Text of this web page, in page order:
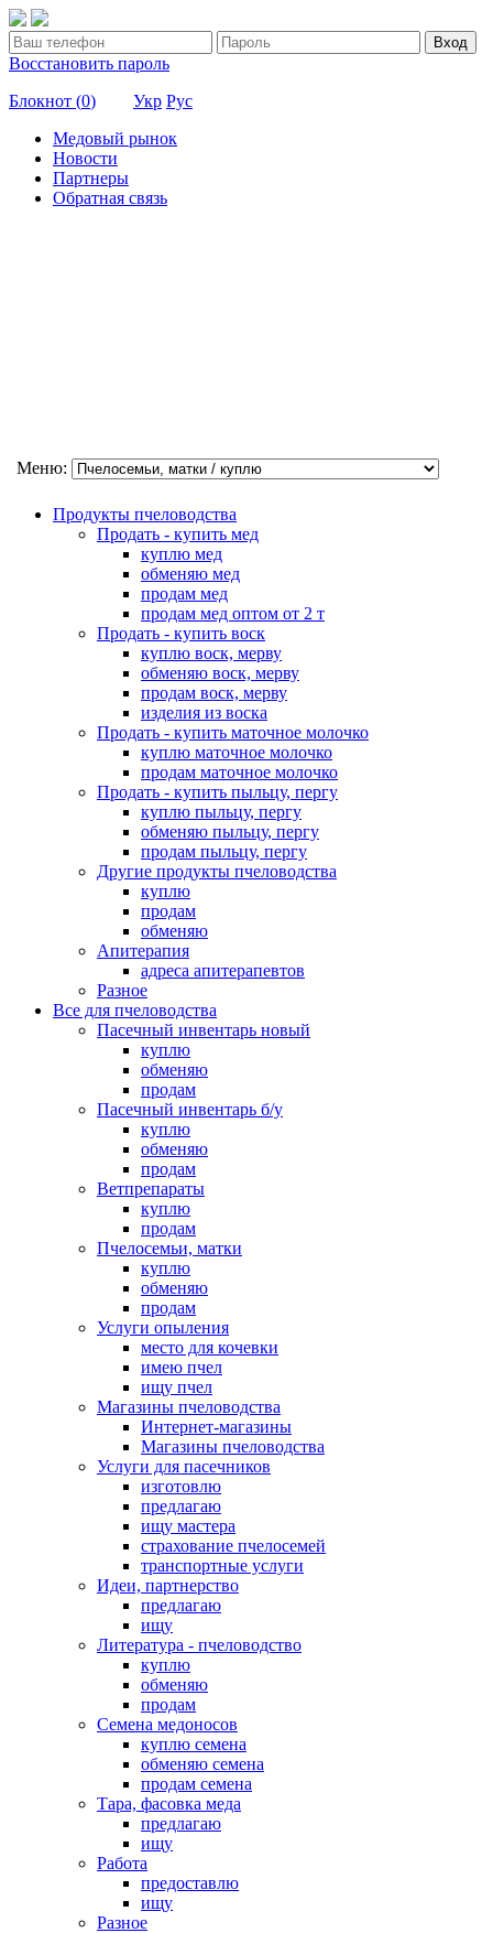
Вход
Восстановить пароль
Блокнот (0) Укр Рус
Медовый рынок
Новости
Партнеры
Обратная связь
Меню:
Продукты пчеловодства
Продать - купить мед
куплю мед
обменяю мед
продам мед
продам мед оптом от 2 т
Продать - купить воск
куплю воск, мерву
обменяю воск, мерву
продам воск, мерву
изделия из воска
Продать - купить маточное молочко
куплю маточное молочко
продам маточное молочко
Продать - купить пыльцу, пергу
куплю пыльцу, пергу
обменяю пыльцу, пергу
продам пыльцу, пергу
Другие продукты пчеловодства
куплю
продам
обменяю
Апитерапия
адреса апитерапевтов
Разное
Все для пчеловодства
Пасечный инвентарь новый
куплю
обменяю
продам
Пасечный инвентарь б/у
куплю
обменяю
продам
Ветпрепараты
куплю
продам
Пчелосемьи, матки
куплю
обменяю
продам
Услуги опыления
место для кочевки
имею пчел
ищу пчел
Магазины пчеловодства
Интернет-магазины
Магазины пчеловодства
Услуги для пасечников
изготовлю
предлагаю
ищу мастера
страхование пчелосемей
транспортные услуги
Идеи, партнерство
предлагаю
ищу
Литература - пчеловодство
куплю
обменяю
продам
Семена медоносов
куплю семена
обменяю семена
продам семена
Тара, фасовка меда
предлагаю
ищу
Работа
предоставлю
ищу
Разное